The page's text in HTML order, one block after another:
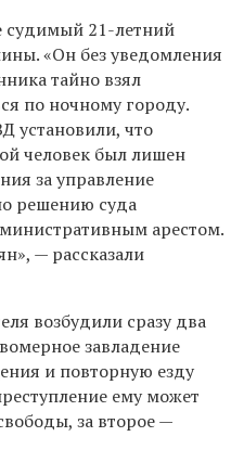
судимый 21-летний
«Он без уведомления
тайно взял
по ночному городу.
установили, что
человек был лишен
за управление
решению суда
арестом.
— рассказали
возбудили сразу два
завладение
и повторную езду
ему может
за второе —